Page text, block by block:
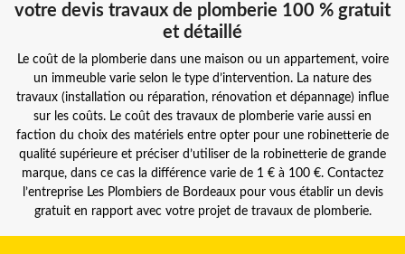
votre devis travaux de plomberie 100 % gratuit
et détaillé
Le coût de la plomberie dans une maison ou un appartement, voire
un immeuble varie selon le type d’intervention. La nature des
travaux (installation ou réparation, rénovation et dépannage) influe
sur les coûts. Le coût des travaux de plomberie varie aussi en
faction du choix des matériels entre opter pour une robinetterie de
qualité supérieure et préciser d’utiliser de la robinetterie de grande
marque, dans ce cas la différence varie de 1 € à 100 €. Contactez
l’entreprise Les Plombiers de Bordeaux pour vous établir un devis
gratuit en rapport avec votre projet de travaux de plomberie.